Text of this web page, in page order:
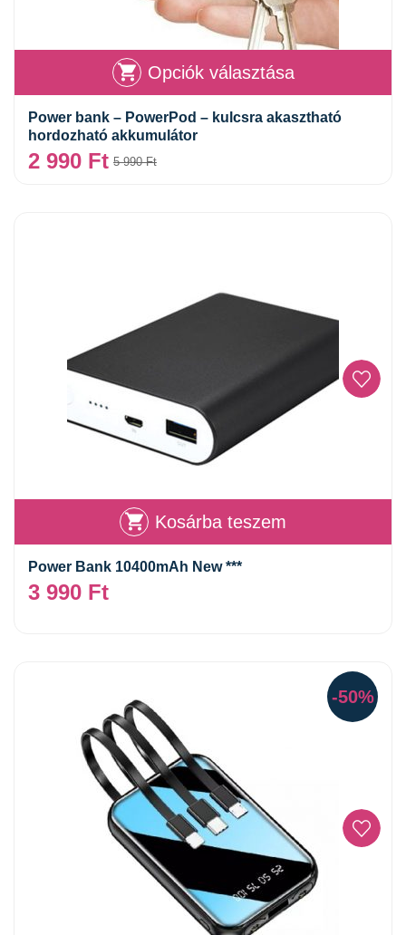
Opciók választása
Power bank – PowerPod – kulcsra akasztható
hordozható akkumulátor
5 990Ft
2 990 Ft
Kosárba teszem
Power Bank 10400mAh New ***
3 990 Ft
-50%